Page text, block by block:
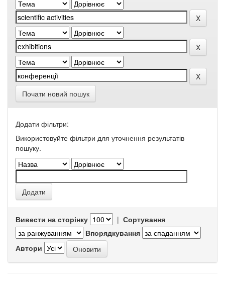
Почати новий пошук
Додати фільтри:
Використовуйте фільтри для уточнення результатів
пошуку.
Вивести на сторінку | Сортування
Впорядкування
Автори